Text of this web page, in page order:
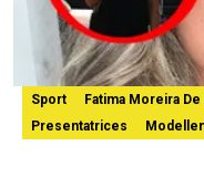
Sport Fatima Moreira
Presentatrices